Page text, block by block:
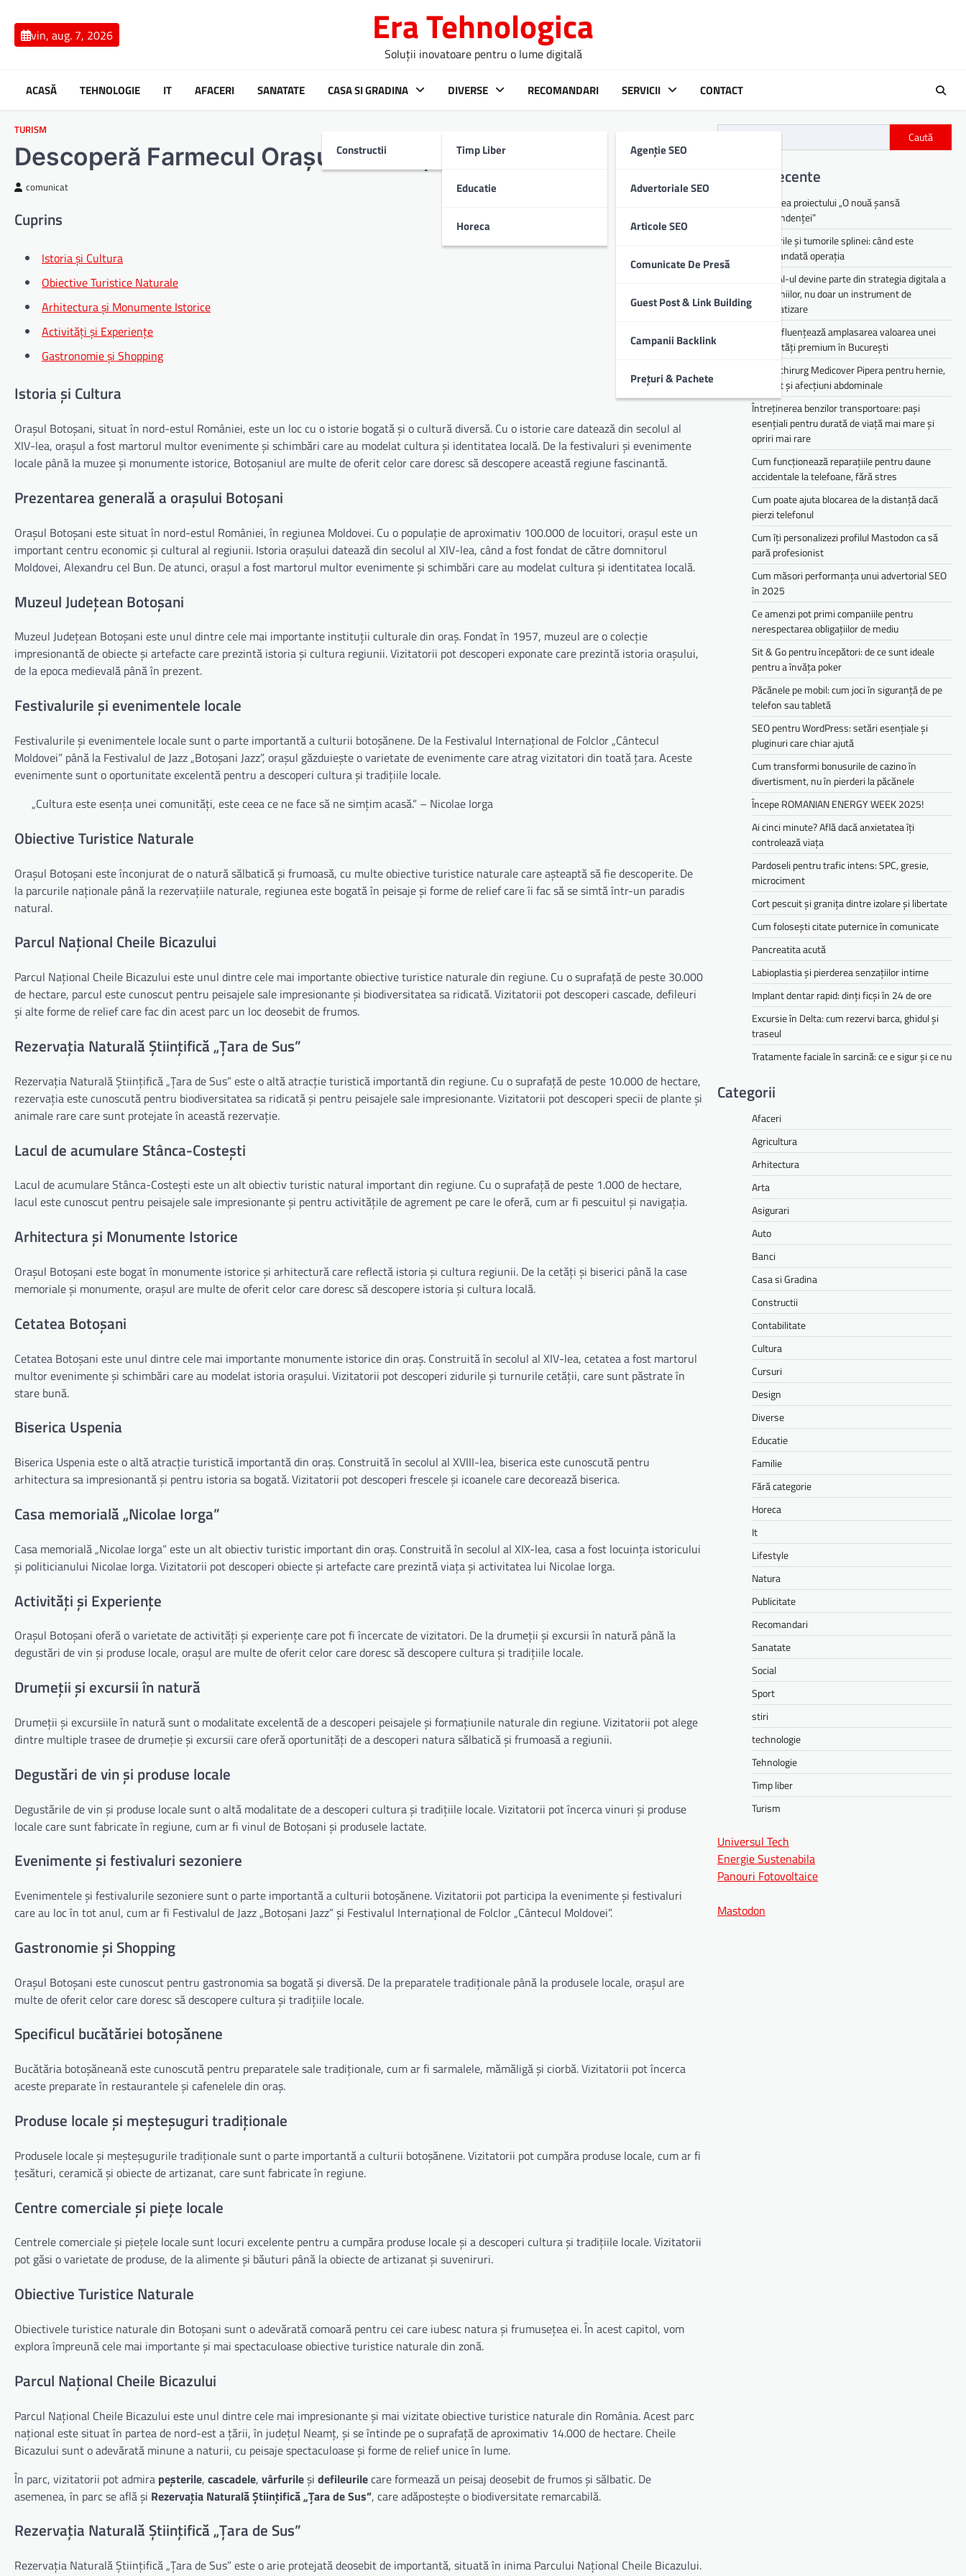
contentvin, aug. 7, 2026 Era Tehnologica
Soluții inovatoare pentru o lume digitală
ACASĂ TEHNOLOGIE IT AFACERI SANATATE CASA SI GRADINA
Constructii
DIVERSE
Timp Liber
Educatie
Horeca
RECOMANDARI SERVICII
Agenție SEO
Advertoriale SEO
Articole SEO
Comunicate De Presă
Guest Post & Link Building
Campanii Backlink
Prețuri & Pachete
CONTACT
TURISM
Descoperă Farmecul Orașului Botoșani
comunicat
Cuprins
Istoria și Cultura
Obiective Turistice Naturale
Arhitectura și Monumente Istorice
Activități și Experiențe
Gastronomie și Shopping
Istoria și Cultura
Orașul Botoșani, situat în nord-estul României, este un loc cu o istorie bogată și o cultură diversă. Cu o istorie care datează din secolul al
XIV-lea, orașul a fost martorul multor evenimente și schimbări care au modelat cultura și identitatea locală. De la festivaluri și evenimente
locale până la muzee și monumente istorice, Botoșaniul are multe de oferit celor care doresc să descopere această regiune fascinantă.
Prezentarea generală a orașului Botoșani
Orașul Botoșani este situat în nord-estul României, în regiunea Moldovei. Cu o populație de aproximativ 100.000 de locuitori, orașul este un
important centru economic și cultural al regiunii. Istoria orașului datează din secolul al XIV-lea, când a fost fondat de către domnitorul
Moldovei, Alexandru cel Bun. De atunci, orașul a fost martorul multor evenimente și schimbări care au modelat cultura și identitatea locală.
Muzeul Județean Botoșani
Muzeul Județean Botoșani este unul dintre cele mai importante instituții culturale din oraș. Fondat în 1957, muzeul are o colecție
impresionantă de obiecte și artefacte care prezintă istoria și cultura regiunii. Vizitatorii pot descoperi exponate care prezintă istoria orașului,
de la epoca medievală până în prezent.
Festivalurile și evenimentele locale
Festivalurile și evenimentele locale sunt o parte importantă a culturii botoșănene. De la Festivalul Internațional de Folclor „Cântecul
Moldovei” până la Festivalul de Jazz „Botoșani Jazz”, orașul găzduiește o varietate de evenimente care atrag vizitatori din toată țara. Aceste
evenimente sunt o oportunitate excelentă pentru a descoperi cultura și tradițiile locale.
„Cultura este esența unei comunități, este ceea ce ne face să ne simțim acasă.” – Nicolae Iorga
Obiective Turistice Naturale
Orașul Botoșani este înconjurat de o natură sălbatică și frumoasă, cu multe obiective turistice naturale care așteaptă să fie descoperite. De
la parcurile naționale până la rezervațiile naturale, regiunea este bogată în peisaje și forme de relief care îi fac să se simtă într-un paradis
natural.
Parcul Național Cheile Bicazului
Parcul Național Cheile Bicazului este unul dintre cele mai importante obiective turistice naturale din regiune. Cu o suprafață de peste 30.000
de hectare, parcul este cunoscut pentru peisajele sale impresionante și biodiversitatea sa ridicată. Vizitatorii pot descoperi cascade, defileuri
și alte forme de relief care fac din acest parc un loc deosebit de frumos.
Rezervația Naturală Științifică „Țara de Sus”
Rezervația Naturală Științifică „Țara de Sus” este o altă atracție turistică importantă din regiune. Cu o suprafață de peste 10.000 de hectare,
rezervația este cunoscută pentru biodiversitatea sa ridicată și pentru peisajele sale impresionante. Vizitatorii pot descoperi specii de plante și
animale rare care sunt protejate în această rezervație.
Lacul de acumulare Stânca-Costești
Lacul de acumulare Stânca-Costești este un alt obiectiv turistic natural important din regiune. Cu o suprafață de peste 1.000 de hectare,
lacul este cunoscut pentru peisajele sale impresionante și pentru activitățile de agrement pe care le oferă, cum ar fi pescuitul și navigația.
Arhitectura și Monumente Istorice
Orașul Botoșani este bogat în monumente istorice și arhitectură care reflectă istoria și cultura regiunii. De la cetăți și biserici până la case
memoriale și monumente, orașul are multe de oferit celor care doresc să descopere istoria și cultura locală.
Cetatea Botoșani
Cetatea Botoșani este unul dintre cele mai importante monumente istorice din oraș. Construită în secolul al XIV-lea, cetatea a fost martorul
multor evenimente și schimbări care au modelat istoria orașului. Vizitatorii pot descoperi zidurile și turnurile cetății, care sunt păstrate în
stare bună.
Biserica Uspenia
Biserica Uspenia este o altă atracție turistică importantă din oraș. Construită în secolul al XVIII-lea, biserica este cunoscută pentru
arhitectura sa impresionantă și pentru istoria sa bogată. Vizitatorii pot descoperi frescele și icoanele care decorează biserica.
Casa memorială „Nicolae Iorga”
Casa memorială „Nicolae Iorga” este un alt obiectiv turistic important din oraș. Construită în secolul al XIX-lea, casa a fost locuința istoricului
și politicianului Nicolae Iorga. Vizitatorii pot descoperi obiecte și artefacte care prezintă viața și activitatea lui Nicolae Iorga.
Activități și Experiențe
Orașul Botoșani oferă o varietate de activități și experiențe care pot fi încercate de vizitatori. De la drumeții și excursii în natură până la
degustări de vin și produse locale, orașul are multe de oferit celor care doresc să descopere cultura și tradițiile locale.
Drumeții și excursii în natură
Drumeții și excursiile în natură sunt o modalitate excelentă de a descoperi peisajele și formațiunile naturale din regiune. Vizitatorii pot alege
dintre multiple trasee de drumeție și excursii care oferă oportunități de a descoperi natura sălbatică și frumoasă a regiunii.
Degustări de vin și produse locale
Degustările de vin și produse locale sunt o altă modalitate de a descoperi cultura și tradițiile locale. Vizitatorii pot încerca vinuri și produse
locale care sunt fabricate în regiune, cum ar fi vinul de Botoșani și produsele lactate.
Evenimente și festivaluri sezoniere
Evenimentele și festivalurile sezoniere sunt o parte importantă a culturii botoșănene. Vizitatorii pot participa la evenimente și festivaluri
care au loc în tot anul, cum ar fi Festivalul de Jazz „Botoșani Jazz” și Festivalul Internațional de Folclor „Cântecul Moldovei”.
Gastronomie și Shopping
Orașul Botoșani este cunoscut pentru gastronomia sa bogată și diversă. De la preparatele tradiționale până la produsele locale, orașul are
multe de oferit celor care doresc să descopere cultura și tradițiile locale.
Specificul bucătăriei botoșănene
Bucătăria botoșăneană este cunoscută pentru preparatele sale tradiționale, cum ar fi sarmalele, mămăligă și ciorbă. Vizitatorii pot încerca
aceste preparate în restaurantele și cafenelele din oraș.
Produse locale și meșteșuguri tradiționale
Produsele locale și meșteșugurile tradiționale sunt o parte importantă a culturii botoșănene. Vizitatorii pot cumpăra produse locale, cum ar fi
țesături, ceramică și obiecte de artizanat, care sunt fabricate în regiune.
Centre comerciale și piețe locale
Centrele comerciale și piețele locale sunt locuri excelente pentru a cumpăra produse locale și a descoperi cultura și tradițiile locale. Vizitatorii
pot găsi o varietate de produse, de la alimente și băuturi până la obiecte de artizanat și suveniruri.
Obiective Turistice Naturale
Obiectivele turistice naturale din Botoșani sunt o adevărată comoară pentru cei care iubesc natura și frumusețea ei. În acest capitol, vom
explora împreună cele mai importante și mai spectaculoase obiective turistice naturale din zonă.
Parcul Național Cheile Bicazului
Parcul Național Cheile Bicazului este unul dintre cele mai impresionante și mai vizitate obiective turistice naturale din România. Acest parc
național este situat în partea de nord-est a țării, în județul Neamț, și se întinde pe o suprafață de aproximativ 14.000 de hectare. Cheile
Bicazului sunt o adevărată minune a naturii, cu peisaje spectaculoase și forme de relief unice în lume.
În parc, vizitatorii pot admira peșterile, cascadele, vârfurileși defileurilecare formează un peisaj deosebit de frumos și sălbatic. De
asemenea, în parc se află și Rezervația Naturală Științifică „Țara de Sus”, care adăpostește o biodiversitate remarcabilă.
Rezervația Naturală Științifică „Țara de Sus”
Rezervația Naturală Științifică „Țara de Sus” este o arie protejată deosebit de importantă, situată în inima Parcului Național Cheile Bicazului.
Caută
Articole recente
Lansarea proiectului „O nouă șansă
independenței”
Chisturile și tumorile splinei: când este
recomandată operația
De ce AI-ul devine parte din strategia digitala a
companiilor, nu doar un instrument de
automatizare
Cum influențează amplasarea valoarea unei
proprietăți premium în București
Medic chirurg Medicover Pipera pentru hernie,
colecist și afecțiuni abdominale
Întreținerea benzilor transportoare: pași
esențiali pentru durată de viață mai mare și
opriri mai rare
Cum funcționează reparațiile pentru daune
accidentale la telefoane, fără stres
Cum poate ajuta blocarea de la distanță dacă
pierzi telefonul
Cum îți personalizezi profilul Mastodon ca să
pară profesionist
Cum măsori performanța unui advertorial SEO
în 2025
Ce amenzi pot primi companiile pentru
nerespectarea obligațiilor de mediu­­
Sit & Go pentru începători: de ce sunt ideale
pentru a învăța poker
Păcănele pe mobil: cum joci în siguranță de pe
telefon sau tabletă
SEO pentru WordPress: setări esențiale și
pluginuri care chiar ajută
Cum transformi bonusurile de cazino în
divertisment, nu în pierderi la păcănele
Începe ROMANIAN ENERGY WEEK 2025!
Ai cinci minute? Află dacă anxietatea îți
controlează viața
Pardoseli pentru trafic intens: SPC, gresie,
microciment
Cort pescuit și granița dintre izolare și libertate
Cum folosești citate puternice în comunicate
Pancreatita acută
Labioplastia și pierderea senzațiilor intime
Implant dentar rapid: dinți ficși în 24 de ore
Excursie în Delta: cum rezervi barca, ghidul și
traseul
Tratamente faciale în sarcină: ce e sigur și ce nu
Categorii
Afaceri
Agricultura
Arhitectura
Arta
Asigurari
Auto
Banci
Casa si Gradina
Constructii
Contabilitate
Cultura
Cursuri
Design
Diverse
Educatie
Familie
Fără categorie
Horeca
It
Lifestyle
Natura
Publicitate
Recomandari
Sanatate
Social
Sport
stiri
technologie
Tehnologie
Timp liber
Turism
Universul Tech
Energie Sustenabila
Panouri Fotovoltaice
Mastodon